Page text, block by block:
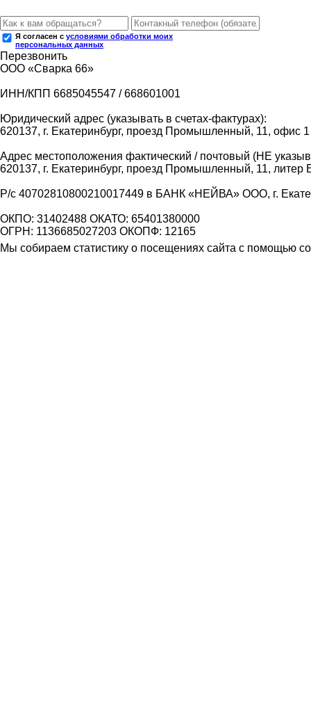
Я согласен с условиями обработки моих
персональных данных
Перезвонить
ООО «Сварка 66»
ИНН/КПП 6685045547 / 668601001
Юридический адрес (указывать в счетах-фактурах):
620137, г. Екатеринбург, проезд Промышленный, 11, офис 1
Адрес местоположения фактический / почтовый (НЕ
620137, г. Екатеринбург, проезд Промышленный, 11, литер
Р/с 40702810800210017449 в БАНК «НЕЙВА» ООО, г.
ОКПО: 31402488 ОКАТО: 65401380000
ОГРН: 1136685027203 ОКОПФ: 12165
Мы собираем статистику о посещениях сайта с помощью